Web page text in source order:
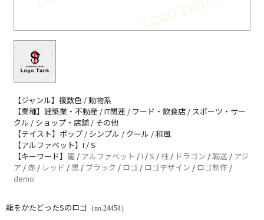
【ジャンル】複数色 / 動物系
【業種】建築業・不動産 / IT関連 / フード・飲食店 / スポーツ・サー
クル / ショップ・店舗 / その他
【テイスト】ポップ / シンプル / クール / 和風
【アルファベット】I / S
【キーワード】 龍 / アルファベット /I /S /柱 / ドラゴン /輸送 / アジ
ア / 赤 / レッド /黒 / ブラック / ロゴ / ロゴデザイン / ロゴ制作 /
demo
龍をかたどったSのロゴ （no.24454）